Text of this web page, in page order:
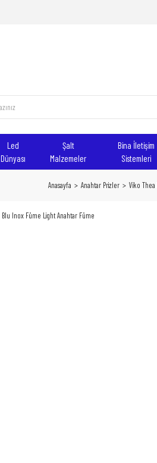
Led
Dünyası
Şalt
Malzemeler
Bina İletişim
Sistemleri
Anasayfa Anahtar Prizler Viko Thea